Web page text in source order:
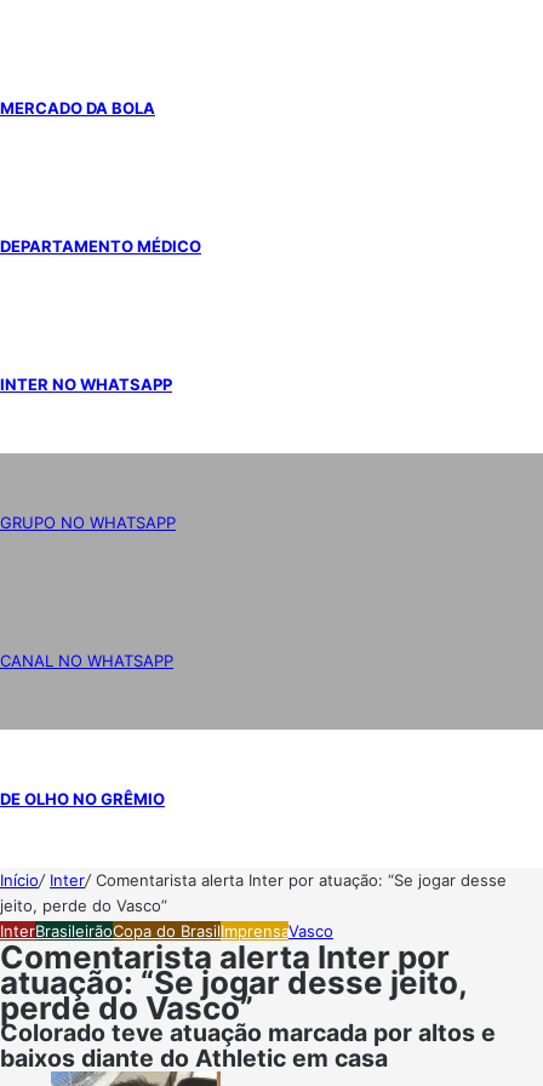
MERCADO DA BOLA
DEPARTAMENTO MÉDICO
INTER NO WHATSAPP
GRUPO NO WHATSAPP
CANAL NO WHATSAPP
DE OLHO NO GRÊMIO
Início/ Inter/Comentarista alerta Inter por atuação: “Se jogar desse
jeito, perde do Vasco”
InterBrasileirãoCopa do BrasilImprensaVasco
Comentarista alerta Inter por
atuação: “Se jogar desse jeito,
perde do Vasco”
Colorado teve atuação marcada por altos e
baixos diante do Athletic em casa